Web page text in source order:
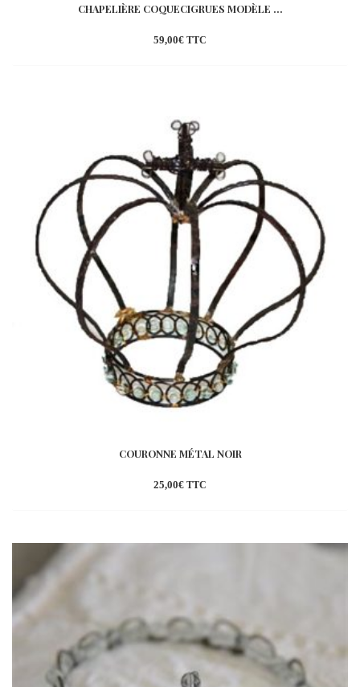
CHAPELIÈRE COQUECIGRUES MODÈLE ...
59,00€ TTC
COURONNE MÉTAL NOIR
25,00€ TTC